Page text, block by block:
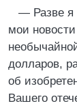
— Разве я
мои
долларов,
об
Вашего